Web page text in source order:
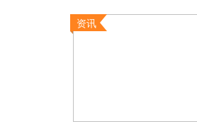
资讯